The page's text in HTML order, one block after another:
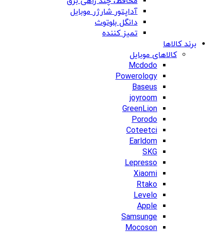
آداپتور شارژر موبایل
دانگل بلوتوث
تمیز کننده
برند کالاها
کالاهای موبایل
Mcdodo
Powerology
Baseus
joyroom
GreenLion
Porodo
Coteetci
Earldom
SKG
Lepresso
Xiaomi
Rtako
Levelo
Apple
Samsunge
Mocoson